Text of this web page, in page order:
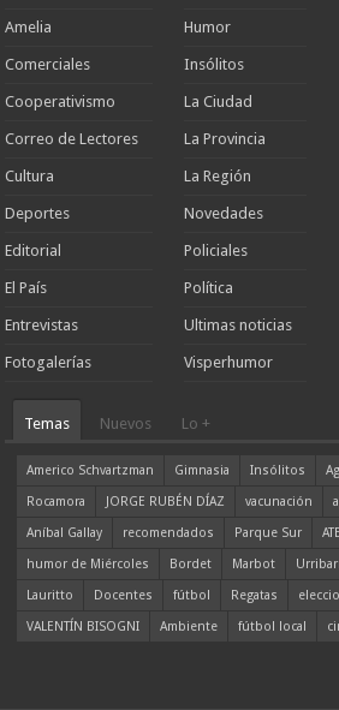
Amelia
Comerciales
Cooperativismo
Correo de Lectores
Cultura
Deportes
Editorial
El País
Entrevistas
Fotogalerías
Humor
Insólitos
La Ciudad
La Provincia
La Región
Novedades
Policiales
Política
Ultimas noticias
Visperhumor
Temas Nuevos Lo +
Americo Schvartzman Gimnasia Insólitos
Rocamora
JORGE RUBÉN DÍAZ vacunación
Aníbal Gallay
recomendados Parque Sur ATE
humor de Miércoles
Bordet Marbot
Lauritto
Docentes fútbol Regatas
VALENTÍN BISOGNI
Ambiente fútbol local